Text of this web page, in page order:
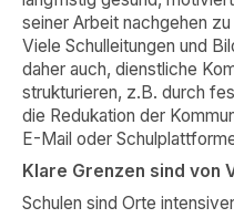
seiner Arbeit nachgehen zu
Viele Schulleitungen und
daher auch, dienstliche
strukturieren, z.B. durch
die Redukation der
E-Mail oder
Klare Grenzen sind von
Schulen sind Orte